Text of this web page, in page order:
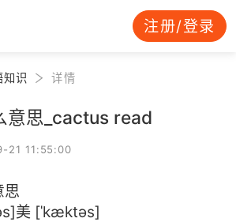
注册/登录
知识 详情
意思_cactus read
11:55:00
思
美 [ˈkæktəs]